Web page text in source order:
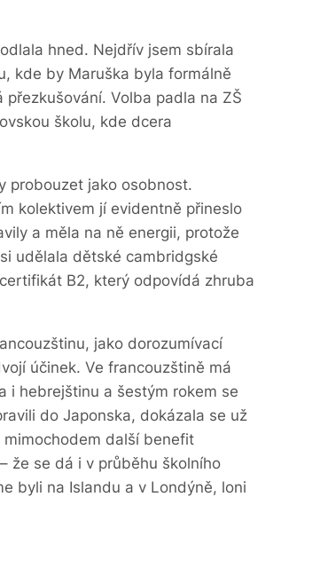
hned. Nejdřív jsem sbírala
kde by Maruška byla formálně
Volba padla na ZŠ
školu, kde dcera
probouzet jako osobnost.
kolektivem jí evidentně přineslo
a měla na ně energii, protože
udělala dětské cambridgské
B2, který odpovídá zhruba
jako dorozumívací
účinek. Ve francouzštině má
i hebrejštinu a šestým rokem se
do Japonska, dokázala se už
další benefit
že se dá i v průběhu školního
byli na Islandu a v Londýně, loni